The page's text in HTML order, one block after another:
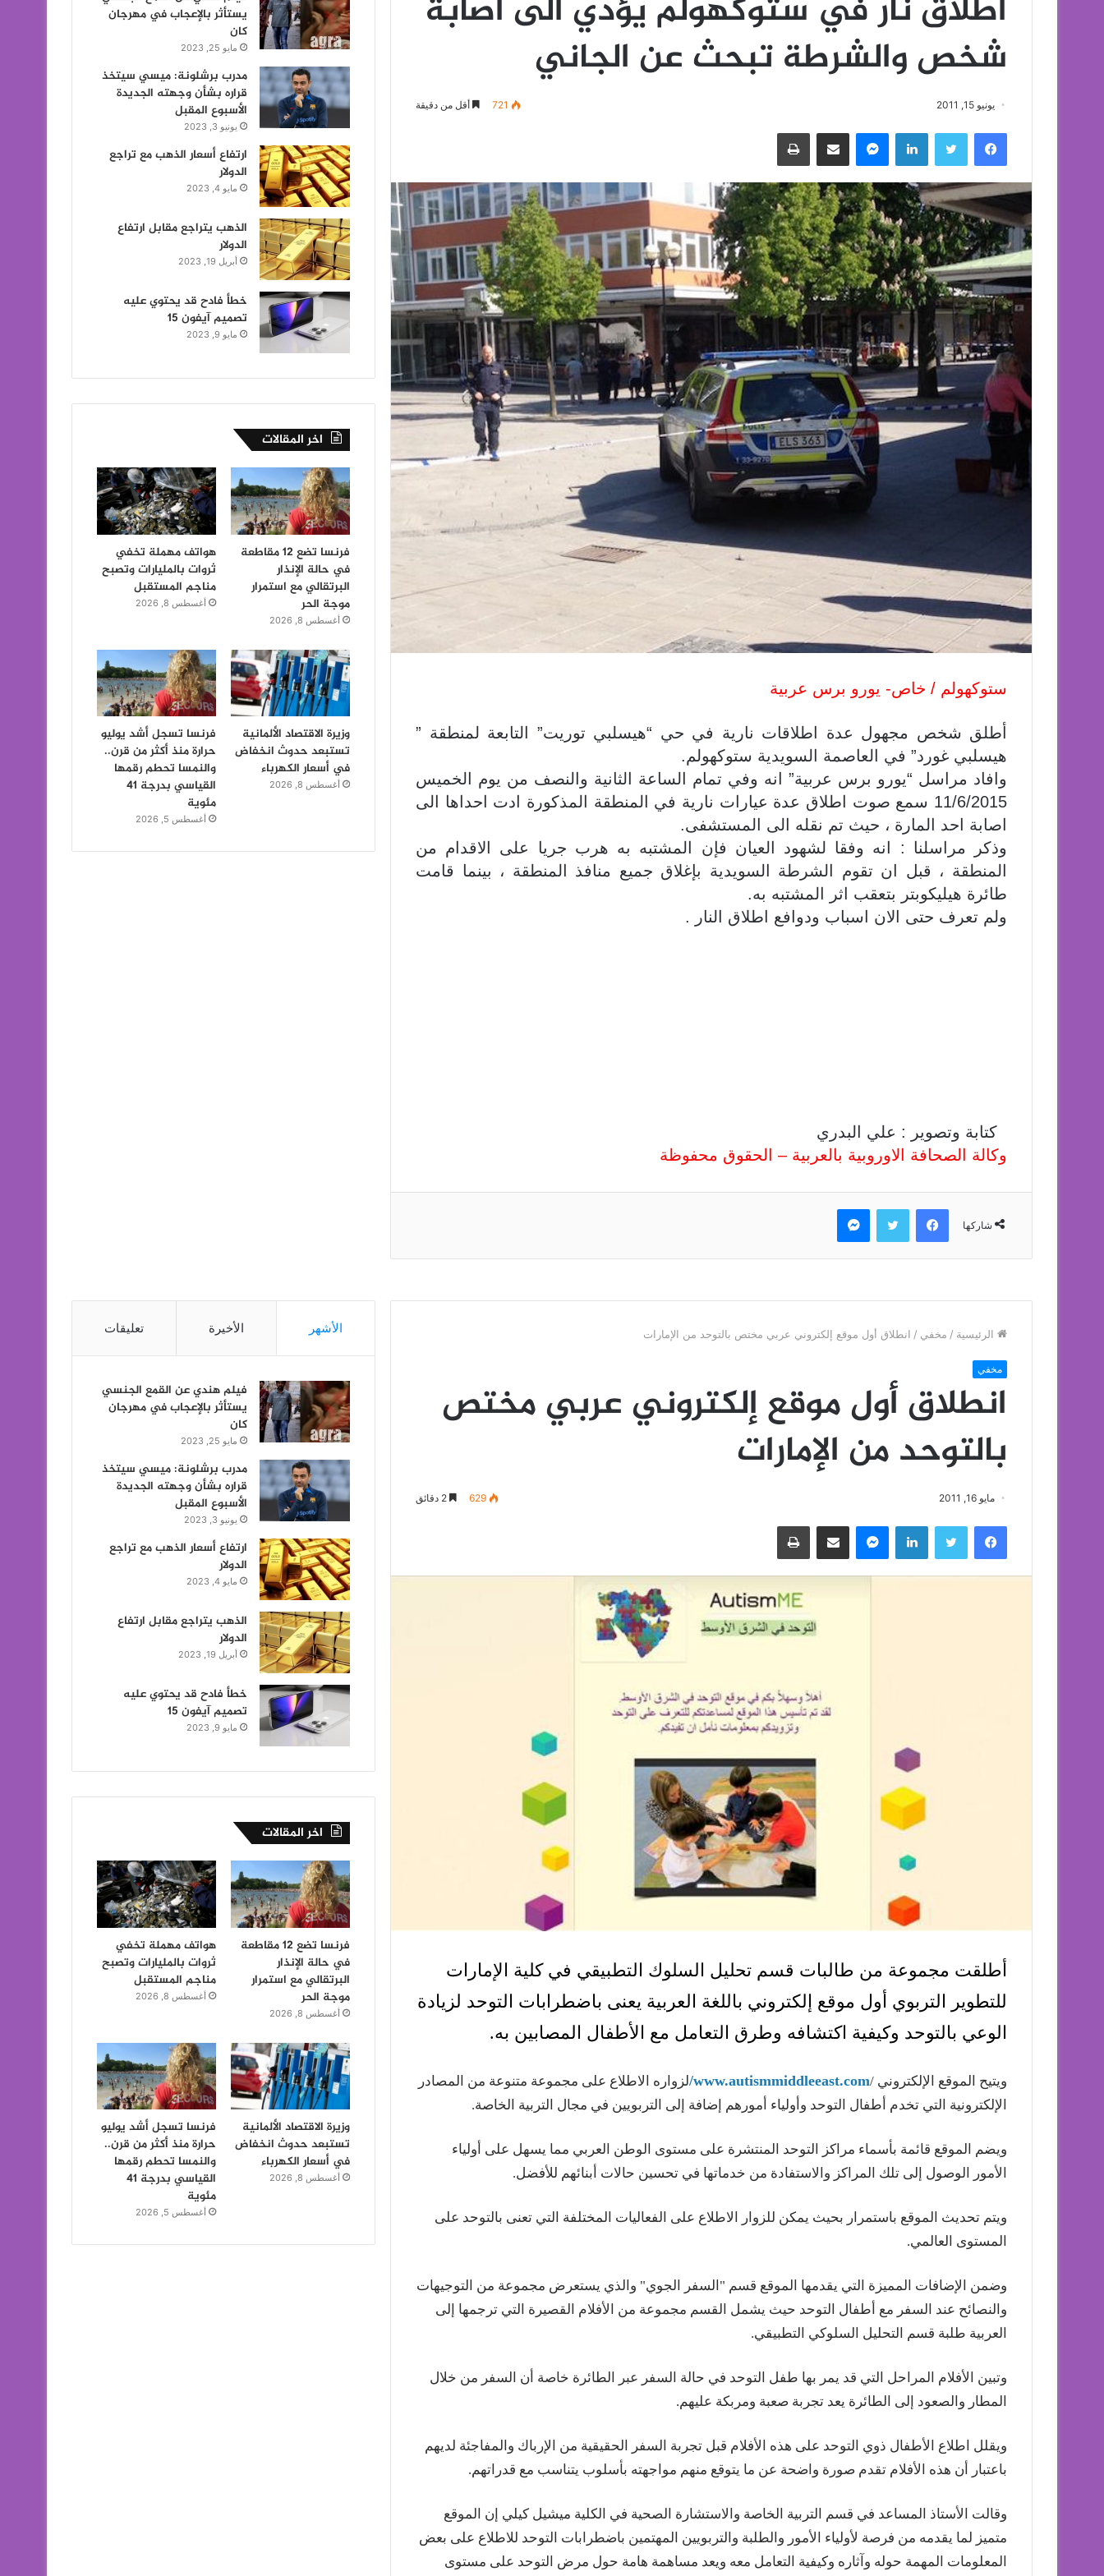
اطلاق نار في ستوكهولم يؤدي الى اصابة
شخص والشرطة تبحث عن الجاني
يونيو 15, 2011 721 أقل من دقيقة
فيسبوك تويتر لينكدإن ماسنجر مشاركة عبر البريد طباعة
ستوكهولم / خاص- يورو برس عربية
أطلق شخص مجهول عدة اطلاقات نارية في حي “هيسلبي توريت” التابعة لمنطقة ”
هيسلبي غورد” في العاصمة السويدية ستوكهولم.
وافاد مراسل “يورو برس عربية” انه وفي تمام الساعة الثانية والنصف من يوم الخميس
11/6/2015 سمع صوت اطلاق عدة عيارات نارية في المنطقة المذكورة ادت احداها الى
اصابة احد المارة ، حيث تم نقله الى المستشفى.
وذكر مراسلنا : انه وفقا لشهود العيان فإن المشتبه به هرب جريا على الاقدام من
المنطقة ، قبل ان تقوم الشرطة السويدية بإغلاق جميع منافذ المنطقة ، بينما قامت
طائرة هيليكوبتر بتعقب اثر المشتبه به.
ولم تعرف حتى الان اسباب ودوافع اطلاق النار .
كتابة وتصوير : علي البدري
وكالة الصحافة الاوروبية بالعربية – الحقوق محفوظة
شاركها
فيسبوك تويتر ماسنجر
يستأثر بالإعجاب في مهرجان
كان
مايو 25, 2023
مدرب برشلونة: ميسي سيتخذ
قراره بشأن وجهته الجديدة
الأسبوع المقبل
يونيو 3, 2023
ارتفاع أسعار الذهب مع تراجع
الدولار
مايو 4, 2023
الذهب يتراجع مقابل ارتفاع
الدولار
أبريل 19, 2023
خطأ فادح قد يحتوي عليه
تصميم آيفون 15
مايو 9, 2023
اخر المقالات
فرنسا تضع 12 مقاطعة
في حالة الإنذار
البرتقالي مع استمرار
موجة الحر
أغسطس 8, 2026
هواتف مهملة تخفي
ثروات بالمليارات وتصبح
مناجم المستقبل
أغسطس 8, 2026
وزيرة الاقتصاد الألمانية
تستبعد حدوث انخفاض
في أسعار الكهرباء
أغسطس 8, 2026
فرنسا تسجل أشد يوليو
حرارة منذ أكثر من قرن..
والنمسا تحطم رقمها
القياسي بدرجة 41
مئوية
أغسطس 5, 2026